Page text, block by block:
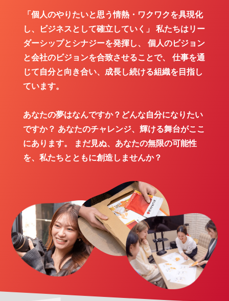
「個人のやりたいと思う情熱・ワクワクを具現化
し、ビジネスとして確立していく」 私たちはリー
ダーシップとシナジーを発揮し、
個人のビジョン
と会社のビジョンを合致させることで、
仕事を通
じて自分と向き合い、成長し続ける組織を目指し
ています。
あなたの夢はなんですか？どんな自分になりたい
ですか？ あなたのチャレンジ、輝ける舞台がここ
にあります。
まだ見ぬ、あなたの無限の可能性
を、私たちとともに創造しませんか？